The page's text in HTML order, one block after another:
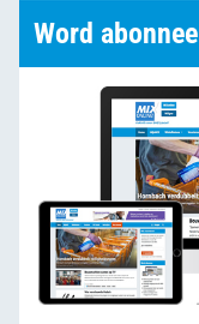
Word abonnee